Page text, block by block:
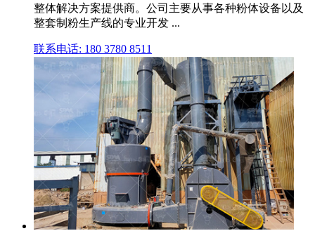
整体解决方案提供商。公司主要从事各种粉体设备以及
整套制粉生产线的专业开发 ...
联系电话: 180 3780 8511